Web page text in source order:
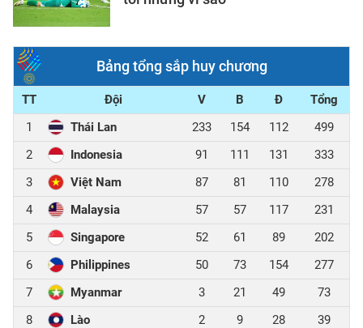
Bảng tổng sắp huy chương
TT Đội V B Đ
Tổng
1
Thái Lan 233 154 112
499
2
Indonesia 91 111 131
333
3
Việt Nam 87 81 110
278
4
Malaysia 57 57 117
231
5
Singapore 52 61 89
202
6
Philippines 50 73 154
277
7
Myanmar 3 21 49
73
8
Lào 2 9 28
39